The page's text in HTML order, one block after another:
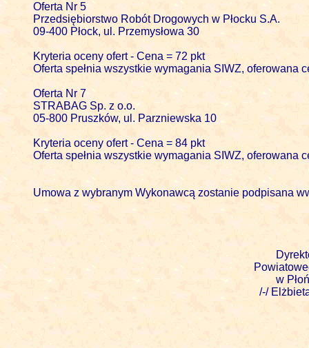
Oferta Nr 5
Przedsiębiorstwo Robót Drogowych w Płocku S.A.
09-400 Płock, ul. Przemysłowa 30
Kryteria oceny ofert - Cena = 72 pkt
Oferta spełnia wszystkie wymagania SIWZ,
Oferta Nr 7
STRABAG Sp. z o.o.
05-800 Pruszków, ul. Parzniewska 10
Kryteria oceny ofert - Cena = 84 pkt
Oferta spełnia wszystkie wymagania SIWZ,
Umowa z wybranym Wykonawcą zostanie podpisana
										  /-/ Elżbieta Rachocka